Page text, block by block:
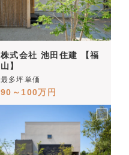
株式会社 池田住建 【福
山】
最多坪単価
90～100万円